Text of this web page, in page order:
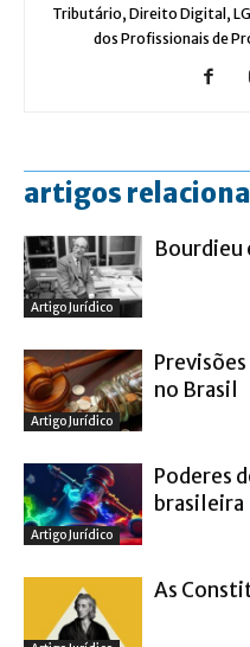
Tributário, Direito Digital,
dos Profissionais de
artigos
Artigo Jurídico
Bourdieu
Artigo Jurídico
no Brasil
Artigo Jurídico
Poderes
brasileira
As